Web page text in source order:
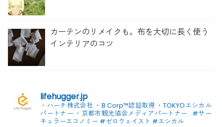
カーテンのリメイクも。布を大切に長く使う
インテリアのコツ
lifehugger.jp
・ハーチ株式会社 ・B Corp™認証取得 ・TOKYOエシカル
パートナー ・京都市観光協会メディアパートナー . #サー
キュラーエコノミー #ゼロウェイスト #エシカル